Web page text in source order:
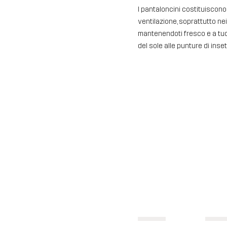
I pantaloncini
ventilazione, soprattutto
mantenendoti fresco e a
del sole alle punture di